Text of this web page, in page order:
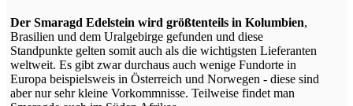
Der Smaragd Edelstein wird größtenteils in Kolumbien,
Brasilien und dem Uralgebirge gefunden und diese
Standpunkte gelten somit auch als die wichtigsten Lieferanten
weltweit. Es gibt zwar durchaus auch wenige Fundorte in
Europa beispielsweis in Österreich und Norwegen - diese sind
aber nur sehr kleine Vorkommnisse. Teilweise findet man